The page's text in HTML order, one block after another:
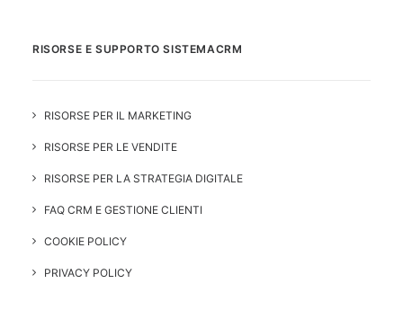
RISORSE E SUPPORTO SISTEMACRM
RISORSE PER IL MARKETING
RISORSE PER LE VENDITE
RISORSE PER LA STRATEGIA DIGITALE
FAQ CRM E GESTIONE CLIENTI
COOKIE POLICY
PRIVACY POLICY